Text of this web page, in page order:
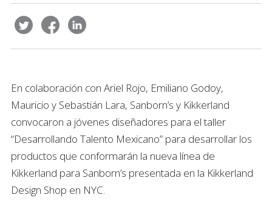
En colaboración con Ariel Rojo, Emiliano Godoy,
Mauricio y Sebastián Lara, Sanborn’s y Kikkerland
convocaron a jóvenes diseñadores para el taller
“Desarrollando Talento Mexicano” para desarrollar los
productos que conformarán la nueva línea de
Kikkerland para Sanborn’s presentada en la Kikkerland
Design Shop en NYC.